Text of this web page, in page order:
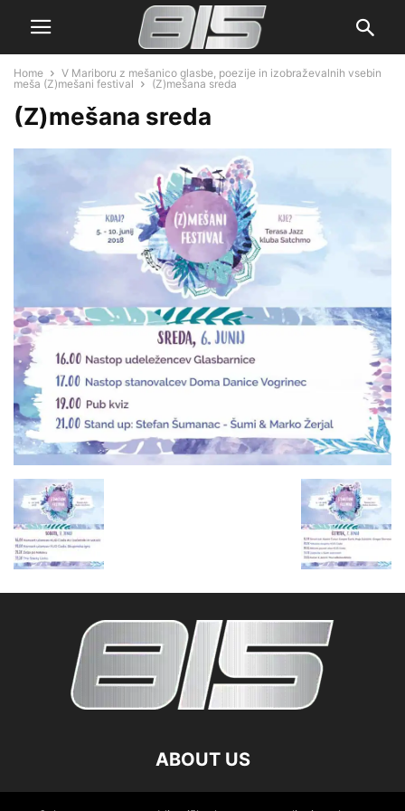
Home
V Mariboru z mešanico glasbe, poezije in izobraževalnih vsebin
meša (Z)mešani festival
(Z)mešana sreda
(Z)mešana sreda
ABOUT US